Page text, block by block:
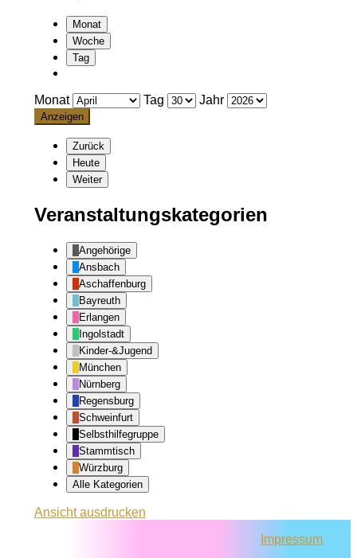
Monat
Woche
Tag
Monat Tag Jahr
Zurück
Heute
Weiter
Veranstaltungskategorien
Angehörige
Ansbach
Aschaffenburg
Bayreuth
Erlangen
Ingolstadt
Kinder-&Jugend
München
Nürnberg
Regensburg
Schweinfurt
Selbsthilfegruppe
Stammtisch
Würzburg
Alle Kategorien
Ansichtausdrucken
Impressum